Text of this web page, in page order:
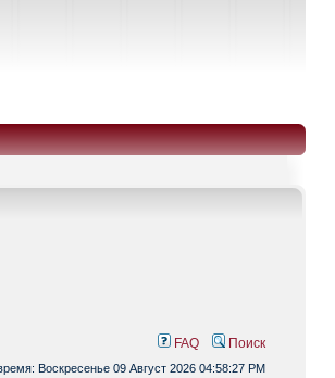
FAQ Поиск
Воскресенье 09 Август 2026 04:58:27 PM